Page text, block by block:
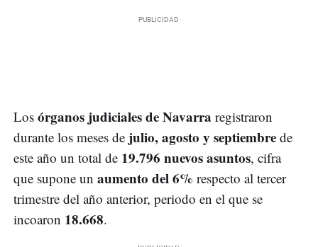
Los órganos judiciales de Navarra registraron
durante los meses de julio, agosto y septiembre de
este año un total de 19.796 nuevos asuntos, cifra
que supone un aumento del 6% respecto al tercer
trimestre del año anterior, periodo en el que se
incoaron 18.668.